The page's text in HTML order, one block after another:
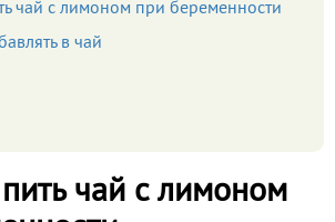
чай с лимоном при беременности
в чай
чай с лимоном